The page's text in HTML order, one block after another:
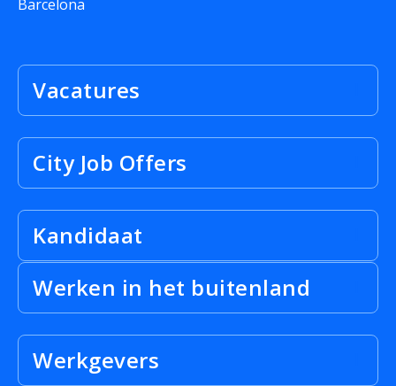
Barcelona
Vacatures
City Job Offers
Kandidaat
Werken in het buitenland
Werkgevers